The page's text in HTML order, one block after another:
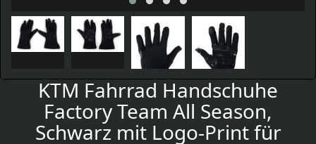
KTM Fahrrad Handschuhe
Factory Team All Season,
Schwarz mit Logo-Print für